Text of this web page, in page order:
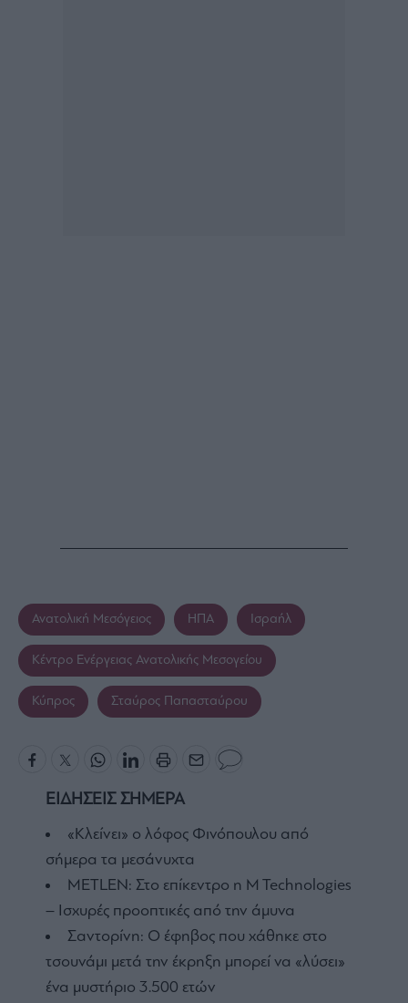
Ανατολική Μεσόγειος ΗΠΑ Ισραήλ
Κέντρο Ενέργειας Ανατολικής Μεσογείου
Κύπρος Σταύρος Παπασταύρου
ΕΙΔΗΣΕΙΣ ΣΗΜΕΡΑ
«Κλείνει» ο λόφος Φινόπουλου από
σήμερα τα μεσάνυχτα
METLEN: Στο επίκεντρο η M Technologies
– Ισχυρές προοπτικές από την άμυνα
Σαντορίνη: Ο έφηβος που χάθηκε στο
τσουνάμι μετά την έκρηξη μπορεί να «λύσει»
ένα μυστήριο 3.500 ετών